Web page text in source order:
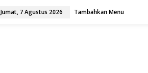
Jumat, 7 Agustus 2026 Tambahkan Menu